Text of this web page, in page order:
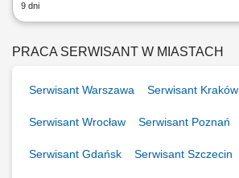
9 dni
PRACA SERWISANT W MIASTACH
Serwisant Warszawa Serwisant Kraków
Serwisant Wrocław Serwisant Poznań
Serwisant Gdańsk Serwisant Szczecin